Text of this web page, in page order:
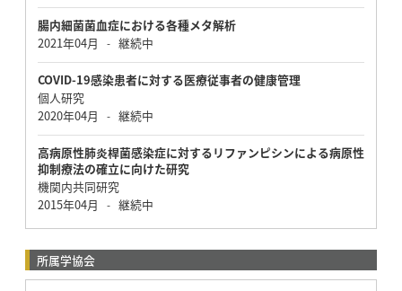
腸内細菌菌血症における各種メタ解析
2021年04月
- 継続中
COVID-19感染患者に対する医療従事者の健康管理
個人研究
2020年04月
- 継続中
高病原性肺炎桿菌感染症に対するリファンピシンによる病原性
抑制療法の確立に向けた研究
機関内共同研究
2015年04月
- 継続中
所属学協会